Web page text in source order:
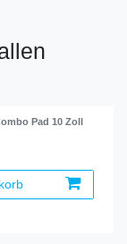
Pad 10 Zoll